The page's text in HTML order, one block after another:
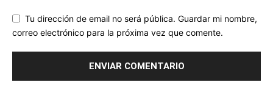
Tu dirección de email no será pública. Guardar mi nombre,
correo electrónico para la próxima vez que comente.